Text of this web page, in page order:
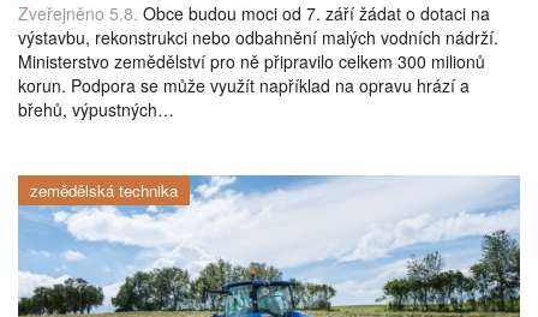
Zveřejněno 5.8. Obce budou moci od 7. září žádat o dotaci na
výstavbu, rekonstrukci nebo odbahnění malých vodních nádrží.
Ministerstvo zemědělství pro ně připravilo celkem 300 milionů
korun. Podpora se může využít například na opravu hrází a
břehů, výpustných…
zemědělská technika